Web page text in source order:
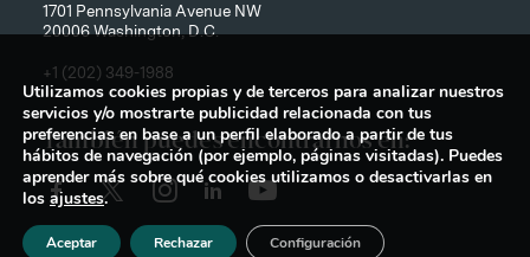
1701 Pennsylvania Avenue NW
20006 Washington, D.C.
+1 (202) 349-1988
También puedes encontrarnos en:
Utilizamos cookies propias y de terceros para analizar nuestros
servicios y/o mostrarte publicidad relacionada con tus
preferencias en base a un perfil elaborado a partir de tus
hábitos de navegación (por ejemplo, páginas visitadas). Puedes
aprender más sobre qué cookies utilizamos o desactivarlas en
los ajustes.
Aceptar Rechazar Configuración